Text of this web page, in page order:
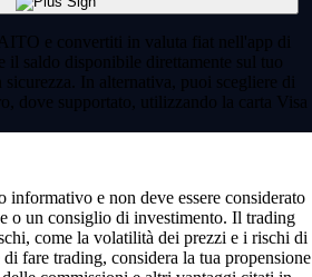
e convertiti in valuta fiat nell'app di
il saldo disponibile direttamente sul tuo
In alternativa, puoi scegliere di
dove supportato, utilizzando la carta Visa
informativo e non deve essere considerato
o un consiglio di investimento. Il trading
come la volatilità dei prezzi e i rischi di
fare trading, considera la tua propensione